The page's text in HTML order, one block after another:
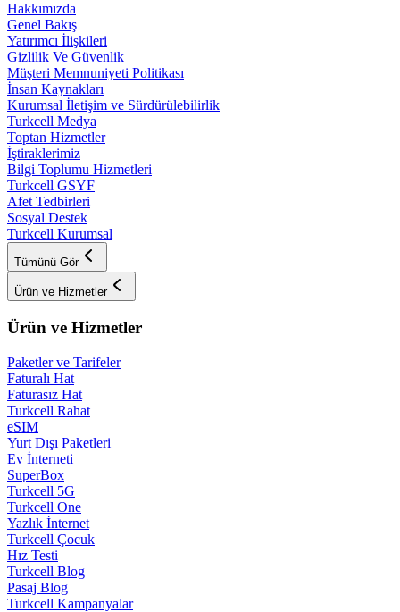
Hakkımızda
Genel Bakış
Yatırımcı İlişkileri
Gizlilik Ve Güvenlik
Müşteri Memnuniyeti Politikası
İnsan Kaynakları
Kurumsal İletişim ve Sürdürülebilirlik
Turkcell Medya
Toptan Hizmetler
İştiraklerimiz
Bilgi Toplumu Hizmetleri
Turkcell GSYF
Afet Tedbirleri
Sosyal Destek
Turkcell Kurumsal
Tümünü Gör
Ürün ve Hizmetler
Ürün ve Hizmetler
Paketler ve Tarifeler
Faturalı Hat
Faturasız Hat
Turkcell Rahat
eSIM
Yurt Dışı Paketleri
Ev İnterneti
SuperBox
Turkcell 5G
Turkcell One
Yazlık İnternet
Turkcell Çocuk
Hız Testi
Turkcell Blog
Pasaj Blog
Turkcell Kampanyalar